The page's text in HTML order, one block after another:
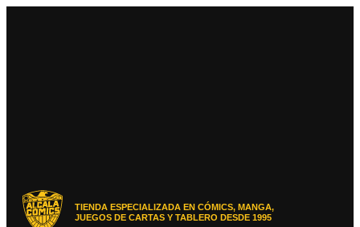
TIENDA ESPECIALIZADA EN CÓMICS, MANGA,
JUEGOS DE CARTAS Y TABLERO DESDE 1995